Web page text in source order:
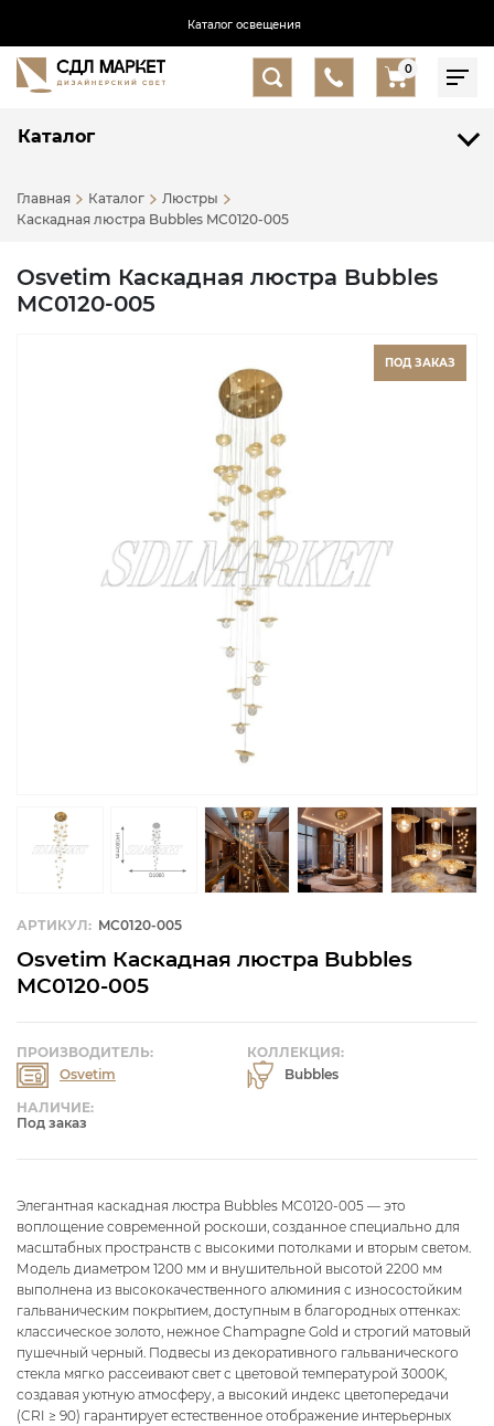
Каталог освещения
0
Каталог
Главная Каталог
Люстры
Каскадная люстра Bubbles MC0120-005
Osvetim Каскадная люстра Bubbles
MC0120-005
ПОД ЗАКАЗ
АРТИКУЛ: MC0120-005
Osvetim Каскадная люстра Bubbles
MC0120-005
НАЛИЧИЕ:
Под заказ
КОЛЛЕКЦИЯ:
Bubbles
ПРОИЗВОДИТЕЛЬ:
Osvetim
Элегантная каскадная люстра Bubbles MC0120-005 — это
воплощение современной роскоши, созданное специально для
масштабных пространств с высокими потолками и вторым светом.
Модель диаметром 1200 мм и внушительной высотой 2200 мм
выполнена из высококачественного алюминия с износостойким
гальваническим покрытием, доступным в благородных оттенках:
классическое золото, нежное Champagne Gold и строгий матовый
пушечный черный. Подвесы из декоративного гальванического
стекла мягко рассеивают свет с цветовой температурой 3000K,
создавая уютную атмосферу, а высокий индекс цветопередачи
(CRI ≥ 90) гарантирует естественное отображение интерьерных